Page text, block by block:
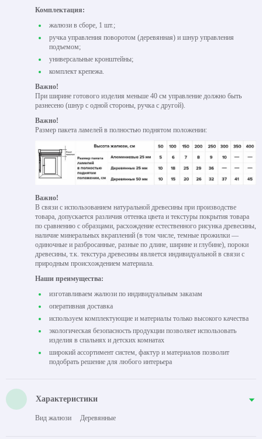
Комплектация:
жалюзи в сборе, 1 шт.;
ручка управления поворотом (деревянная) и шнур управления
подъемом;
универсальные кронштейны;
комплект крепежа.
Важно!
При ширине готового изделия меньше 40 см управление должно быть
разнесено (шнур с одной стороны, ручка с другой).
Важно!
Размер пакета ламелей в полностью поднятом положении:
Важно!
В связи с использованием натуральной древесины при производстве
товара, допускается различия оттенка цвета и текстуры покрытия товара
по сравнению с образцами, расхождение естественного рисунка древесины,
наличие минеральных вкраплений (в том числе, темные прожилки —
одиночные и разбросанные, разные по длине, ширине и глубине), пороки
древесины, т.к. текстура древесины является индивидуальной в связи с
природным происхождением материала.
Наши преимущества:
изготавливаем жалюзи по индивидуальным заказам
оперативная доставка
используем комплектующие и материалы только высокого качества
экологическая безопасность продукции позволяет использовать
изделия в спальнях и детских комнатах
широкий ассортимент систем, фактур и материалов позволит
подобрать решение для любого интерьера
Характеристики
Вид жалюзи Деревянные